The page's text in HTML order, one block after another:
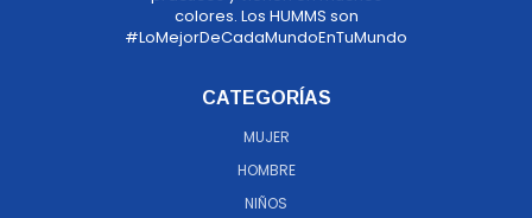
colores. Los HUMMS son
#LoMejorDeCadaMundoEnTuMundo
CATEGORÍAS
MUJER
HOMBRE
NIÑOS